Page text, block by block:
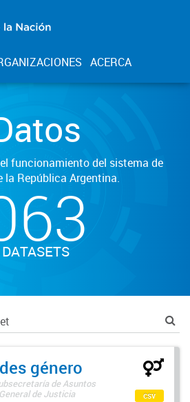
ACERCA
funcionamiento del sistema de
la República Argentina.
DATASETS
género
de Asuntos
de Justicia
csv